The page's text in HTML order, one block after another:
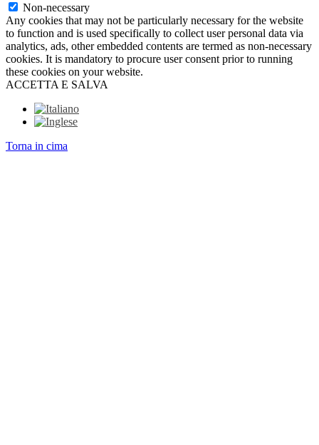
Non-necessary
Any cookies that may not be particularly necessary for the website
to function and is used specifically to collect user personal data via
analytics, ads, other embedded contents are termed as non-necessary
cookies. It is mandatory to procure user consent prior to running
these cookies on your website.
ACCETTA E SALVA
Torna in cima